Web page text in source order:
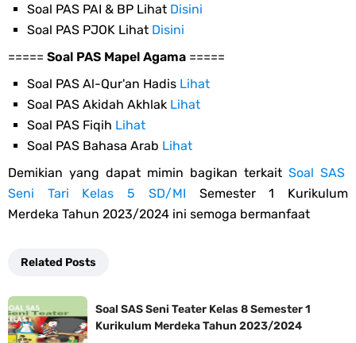
Soal PAS PAI & BP Lihat Disini
Soal PAS PJOK Lihat Disini
===== Soal PAS Mapel Agama =====
Soal PAS Al-Qur'an Hadis Lihat
Soal PAS Akidah Akhlak Lihat
Soal PAS Fiqih Lihat
Soal PAS Bahasa Arab Lihat
Demikian yang dapat mimin bagikan terkait Soal SAS
Seni Tari Kelas 5 SD/MI Semester 1 Kurikulum
Merdeka Tahun 2023/2024 ini semoga bermanfaat
Related Posts
Soal SAS Seni Teater Kelas 8 Semester 1
Kurikulum Merdeka Tahun 2023/2024